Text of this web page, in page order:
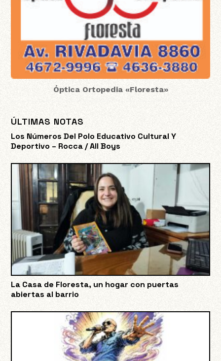
Óptica Ortopedia «Floresta»
ÚLTIMAS NOTAS
Los Números Del Polo Educativo Cultural Y
Deportivo – Rocca / All Boys
La Casa de Floresta, un hogar con puertas
abiertas al barrio